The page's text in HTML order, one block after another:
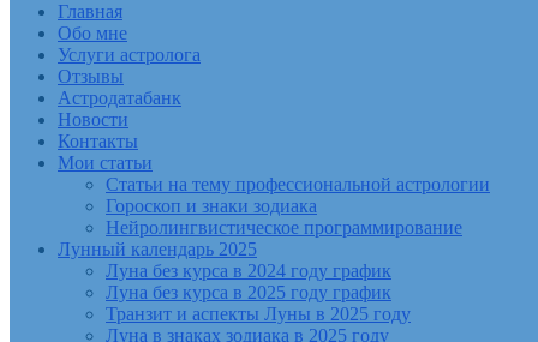
Главная
Обо мне
Услуги астролога
Отзывы
Астродатабанк
Новости
Контакты
Мои статьи
Статьи на тему профессиональной астрологии
Гороскоп и знаки зодиака
Нейролингвистическое программирование
Лунный календарь 2025
Луна без курса в 2024 году график
Луна без курса в 2025 году график
Транзит и аспекты Луны в 2025 году
Луна в знаках зодиака в 2025 году